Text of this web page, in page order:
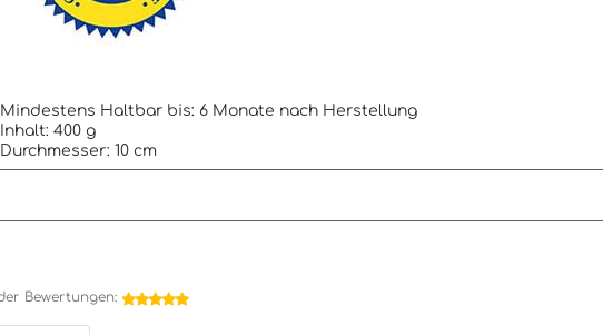
Mindestens Haltbar bis: 6 Monate nach Herstellung
Inhalt: 400 g
Durchmesser: 10 cm
Bewertungen: